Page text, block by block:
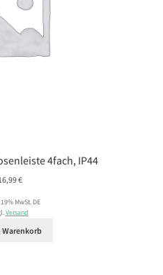
4fach, IP44
€
MwSt. DE
Versand
Warenkorb